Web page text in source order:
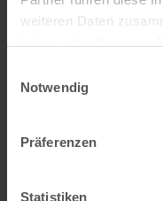
weiteren Daten
Notwendig
Präferenzen
Statistiken